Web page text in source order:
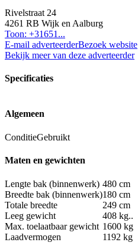
Rivelstraat 24
4261 RB Wijk en Aalburg
Toon: +31651...
E-mail adverteerderBezoek website
Bekijk meer van deze adverteerder
Specificaties
Algemeen
ConditieGebruikt
Maten en gewichten
Lengte bak (binnenwerk) 480 cm
Breedte bak (binnenwerk)180 cm
Totale breedte
249 cm
Leeg gewicht
408 kg..
Max. toelaatbaar gewicht 1600 kg
Laadvermogen
1192 kg